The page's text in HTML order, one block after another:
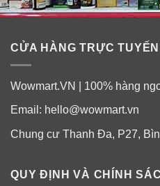
CỬA HÀNG TRỰC TUYẾN
Wowmart.VN | 100% hàng
Email: hello@wowmart.vn
Chung cư Thanh Đa, P27,
QUY ĐỊNH VÀ CHÍNH